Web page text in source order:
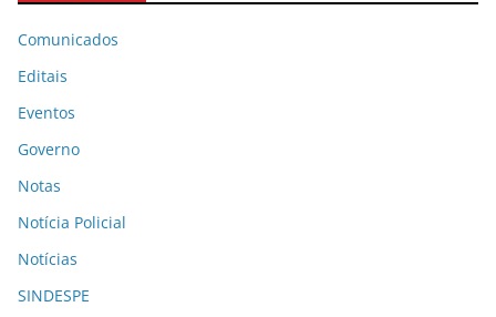
Comunicados
Editais
Eventos
Governo
Notas
Notícia Policial
Notícias
SINDESPE